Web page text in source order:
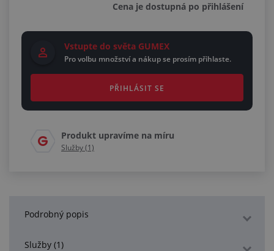
Cena je dostupná po přihlášení
Vstupte do světa GUMEX
Pro volbu množství a nákup se prosím přihlaste.
PŘIHLÁSIT SE
Produkt upravíme na míru
Služby (1)
Podrobný popis
Služby (1)